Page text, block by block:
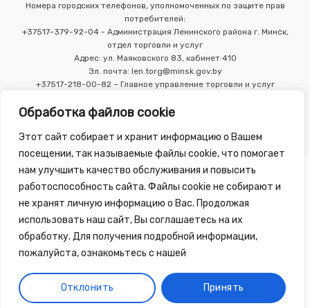
Обработка файлов cookie
Этот сайт собирает и хранит информацию о Вашем
посещении, так называемые файлы cookie, что помогает
нам улучшить качество обслуживания и повысить
работоспособность сайта. Файлы cookie не собирают и
не хранят личную информацию о Вас. Продолжая
использовать наш сайт, Вы соглашаетесь на их
обработку. Для получения подробной информации,
пожалуйста, ознакомьтесь с нашей
Отклонить Принять
Номера городских телефонов, уполномоченных по защите прав
потребителей:
+37517-379-92-04 - Администрация Ленинского района г. Минск,
отдел торговли и услуг
Адрес: ул. Маяковского 83, кабинет 410
Эл. почта: len.torg@minsk.gov.by
+37517-218-00-82 – Главное управление торговли и услуг
Copyright 2010 - 2026 ©Зелёная Аптека, разработка сайта
-Tirex Media
Обработка персональных данных
Обработка файлов cookie